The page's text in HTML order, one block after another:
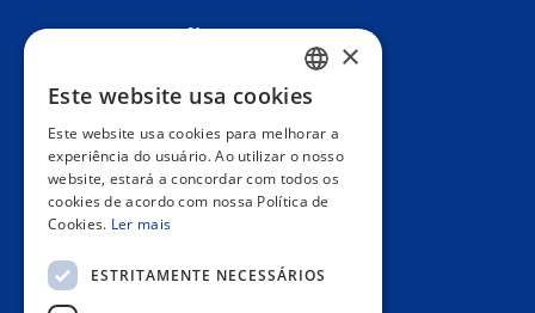
Suporte ao cliente
Informação
Área privada
Contact us
SPANISH
ENGLISH
FRENCH
×
Este website usa cookies
Este website usa cookies para melhorar a
experiência do usuário. Ao utilizar o nosso
website, estará a concordar com todos os
cookies de acordo com nossa Política de
Cookies. Ler mais
ESTRITAMENTE NECESSÁRIOS